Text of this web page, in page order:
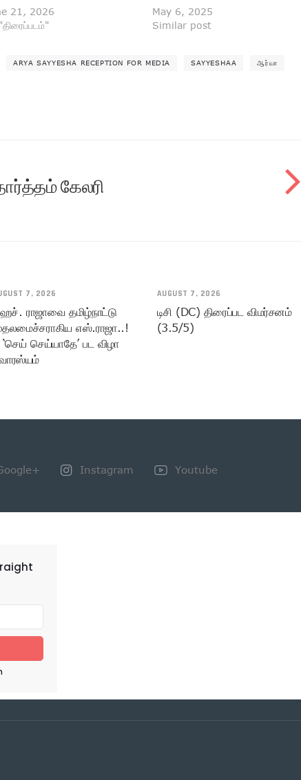
21, 2026
May 6, 2025
Similar post
ARYA SAYYESHA RECEPTION FOR MEDIA SAYYESHAA ஆர்யா
கேலரி
7, 2026
ராஜாவை தமிழ்நாட்டு
எஸ்.ராஜா..!
‘செய் செய்யாதே’ பட விழா
AUGUST 7, 2026
டிசி (DC) திரைப்பட விமர்சனம்
(3.5/5)
Instagram Youtube